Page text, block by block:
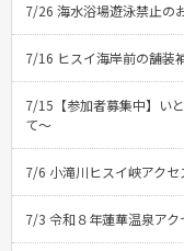
7/26 海水浴場遊泳禁止の
7/16 ヒスイ海岸前の舗装
7/15【参加者募集中】い
て〜
7/6 小滝川ヒスイ峡アク
7/3 令和８年蓮華温泉ア